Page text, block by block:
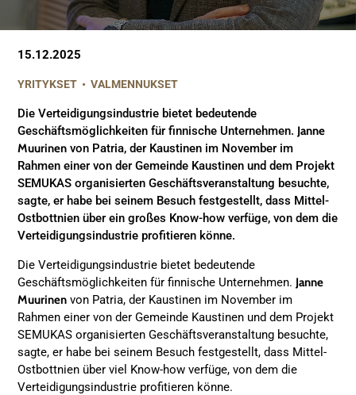
15.12.2025
YRITYKSET •VALMENNUKSET
Die Verteidigungsindustrie bietet bedeutende
Geschäftsmöglichkeiten für finnische Unternehmen. Janne
Muurinen von Patria, der Kaustinen im November im
Rahmen einer von der Gemeinde Kaustinen und dem Projekt
SEMUKAS organisierten Geschäftsveranstaltung besuchte,
sagte, er habe bei seinem Besuch festgestellt, dass Mittel-
Ostbottnien über ein großes Know-how verfüge, von dem die
Verteidigungsindustrie profitieren könne.
Die Verteidigungsindustrie bietet bedeutende
Geschäftsmöglichkeiten für finnische Unternehmen. Janne
Muurinen von Patria, der Kaustinen im November im
Rahmen einer von der Gemeinde Kaustinen und dem Projekt
SEMUKAS organisierten Geschäftsveranstaltung besuchte,
sagte, er habe bei seinem Besuch festgestellt, dass Mittel-
Ostbottnien über viel Know-how verfüge, von dem die
Verteidigungsindustrie profitieren könne.